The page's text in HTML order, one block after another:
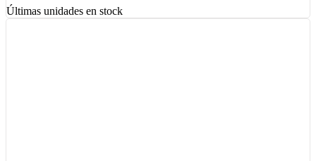
Últimas unidades en stock